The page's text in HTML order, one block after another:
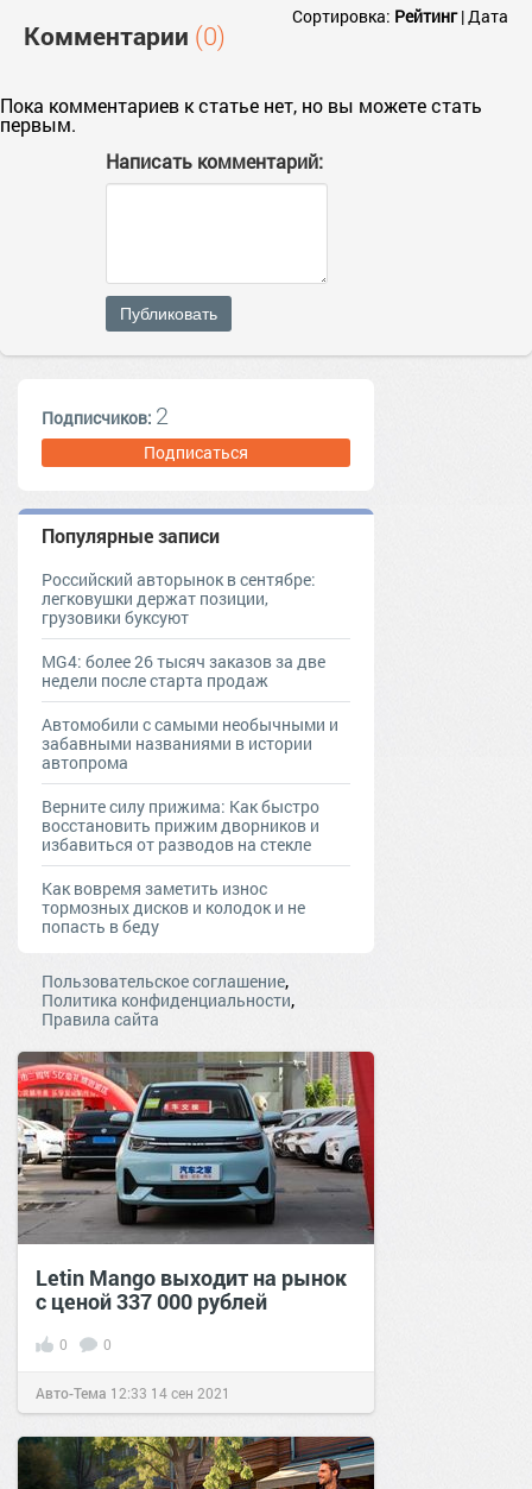
Комментарии (0)
Сортировка: Рейтинг|Дата
Пока комментариев к статье нет, но вы можете стать
первым.
Написать комментарий:
Публиковать
Подписчиков: 2
Подписаться
Популярные записи
Российский авторынок в сентябре:
легковушки держат позиции,
грузовики буксуют
MG4: более 26 тысяч заказов за две
недели после старта продаж
Автомобили с самыми необычными и
забавными названиями в истории
автопрома
Верните силу прижима: Как быстро
восстановить прижим дворников и
избавиться от разводов на стекле
Как вовремя заметить износ
тормозных дисков и колодок и не
попасть в беду
Пользовательское соглашение,
Политика конфиденциальности,
Правила сайта
Letin Mango выходит на рынок
с ценой 337 000 рублей
0 0
Авто-Тема 12:33 14 сен 2021